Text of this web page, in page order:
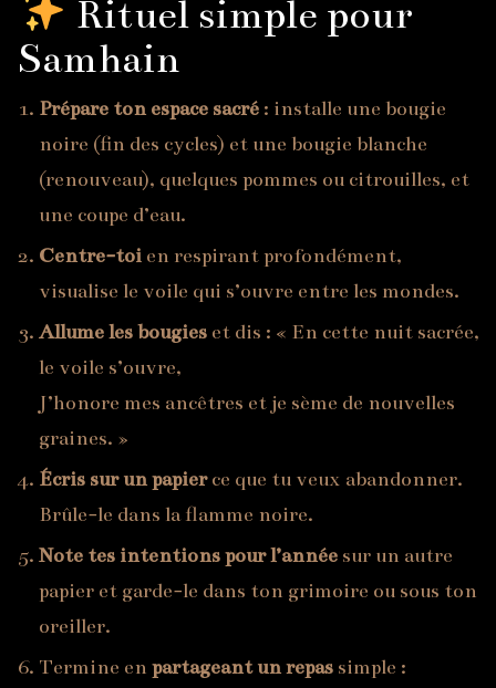
Rituel simple pour
Samhain
Prépare ton espace sacré : installe une bougie
noire (fin des cycles) et une bougie blanche
(renouveau), quelques pommes ou citrouilles, et
une coupe d’eau.
Centre-toi en respirant profondément,
visualise le voile qui s’ouvre entre les mondes.
Allume les bougies et dis : « En cette nuit sacrée,
le voile s’ouvre,
J’honore mes ancêtres et je sème de nouvelles
graines. »
Écris sur un papierce que tu veux abandonner.
Brûle-le dans la flamme noire.
Note tes intentions pour l’année sur un autre
papier et garde-le dans ton grimoire ou sous ton
oreiller.
Termine en partageant un repas simple :